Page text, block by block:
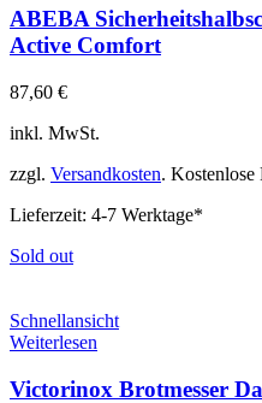
ABEBA
Active Comfort
87,60 €
inkl. MwSt.
zzgl. Versandkosten. Kostenlose
Lieferzeit: 4-7 Werktage*
Sold out
Schnellansicht
Weiterlesen
Victorinox Brotmesser